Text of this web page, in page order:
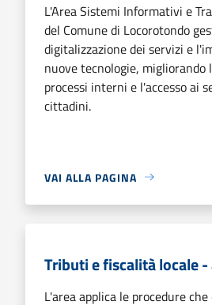
L'Area Sistemi Informativi e
del Comune di Locorotondo
digitalizzazione dei servizi e
nuove tecnologie, migliorando
processi interni e l'accesso ai
cittadini.
VAI ALLA PAGINA
Tributi e fiscalità locale
L'area applica le procedure